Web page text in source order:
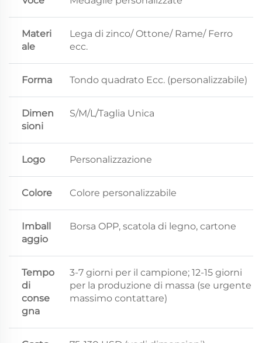
Materi
ale
Lega di zinco/ Ottone/ Rame/ Ferro
ecc.
Forma Tondo quadrato Ecc. (personalizzabile)
Dimen
sioni
S/M/L/Taglia Unica
Logo Personalizzazione
Colore Colore personalizzabile
Imball
aggio
Borsa OPP, scatola di legno, cartone
Tempo
di
conse
gna
3-7 giorni per il campione; 12-15 giorni
per la produzione di massa (se urgente
massimo contattare)